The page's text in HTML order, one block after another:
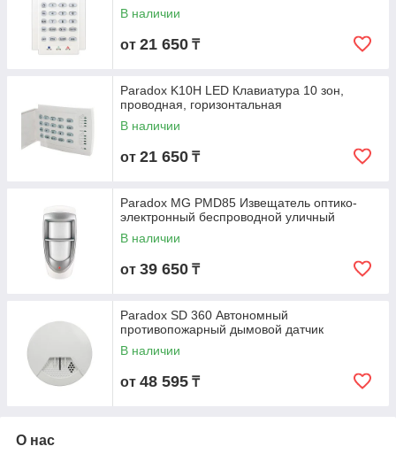
В наличии
от 21 650 ₸
Paradox K10H LED Клавиатура 10 зон,
проводная, горизонтальная
В наличии
от 21 650 ₸
Paradox MG PMD85 Извещатель оптико-
электронный беспроводной уличный
В наличии
от 39 650 ₸
Paradox SD 360 Автономный
противопожарный дымовой датчик
В наличии
от 48 595 ₸
О нас